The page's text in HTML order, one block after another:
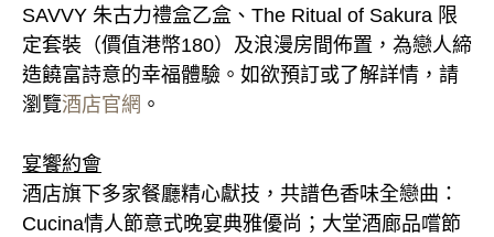
SAVVY 朱古力禮盒乙盒、The Ritual of Sakura 限
定套裝（價值港幣180）及浪漫房間佈置，為戀人締
造饒富詩意的幸福體驗。如欲預訂或了解詳情，請
瀏覽酒店官網 。
宴饗約會
酒店旗下多家餐廳精心獻技，共譜色香味全戀曲：
Cucina情人節意式晚宴典雅優尚；大堂酒廊品嚐節